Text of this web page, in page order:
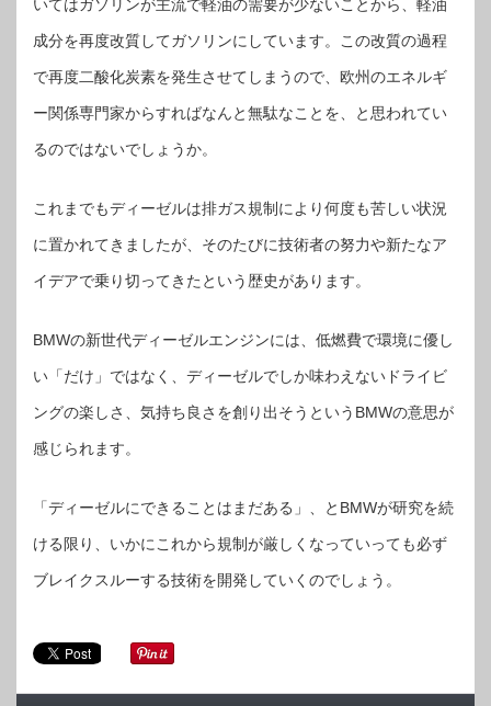
いてはガソリンが主流で軽油の需要が少ないことから、軽油
成分を再度改質してガソリンにしています。この改質の過程
で再度二酸化炭素を発生させてしまうので、欧州のエネルギ
ー関係専門家からすればなんと無駄なことを、と思われてい
るのではないでしょうか。
これまでもディーゼルは排ガス規制により何度も苦しい状況
に置かれてきましたが、そのたびに技術者の努力や新たなア
イデアで乗り切ってきたという歴史があります。
BMWの新世代ディーゼルエンジンには、低燃費で環境に優し
い「だけ」ではなく、ディーゼルでしか味わえないドライビ
ングの楽しさ、気持ち良さを創り出そうというBMWの意思が
感じられます。
「ディーゼルにできることはまだある」、とBMWが研究を続
ける限り、いかにこれから規制が厳しくなっていっても必ず
ブレイクスルーする技術を開発していくのでしょう。